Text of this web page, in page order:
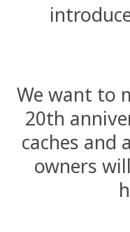
We want to
20th
caches and
owners